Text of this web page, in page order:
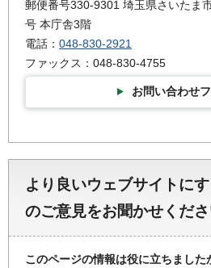
郵便番号330-9301 埼玉県さいたま
号 本庁舎3階
電話： 048-830-2921
ファックス：048-830-4755
お問い合わせ
より良いウェブサイトに
のご意見をお聞かせくだ
このページの情報は役に立ちました